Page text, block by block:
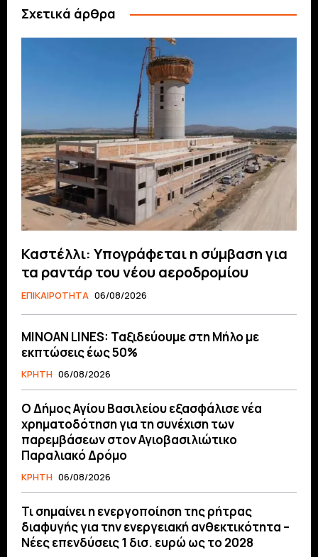
Σχετικά άρθρα
Καστέλλι: Υπογράφεται η σύμβαση για
τα ραντάρ του νέου αεροδρομίου
ΕΠΙΚΑΙΡΟΤΗΤΑ 06/08/2026
MINOAN LINES: Ταξιδεύουμε στη Μήλο με
εκπτώσεις έως 50%
ΚΡΗΤΗ 06/08/2026
O Δήμος Αγίου Βασιλείου εξασφάλισε νέα
χρηματοδότηση για τη συνέχιση των
παρεμβάσεων στον Αγιοβασιλιώτικο
Παραλιακό Δρόμο
ΚΡΗΤΗ 06/08/2026
Τι σημαίνει η ενεργοποίηση της ρήτρας
διαφυγής για την ενεργειακή ανθεκτικότητα –
Νέες επενδύσεις 1 δισ. ευρώ ως το 2028